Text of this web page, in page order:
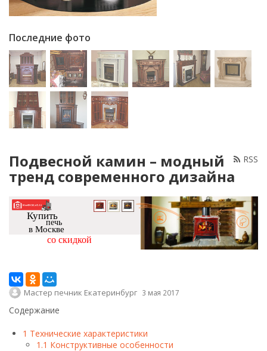
Последние фото
RSS
Подвесной камин – модный
тренд современного дизайна
Купить
печь
в Москве
со скидкой
Мастер печник Екатеринбург 3 мая 2017
Содержание
1 Технические характеристики
1.1 Конструктивные особенности